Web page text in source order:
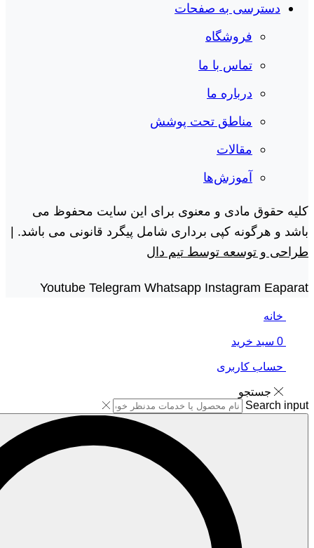
دسترسی به صفحات
فروشگاه
تماس با ما
درباره ما
مناطق تحت پوشش
مقالات
آموزش‌ها
کلیه حقوق مادی و معنوی برای این سایت محفوظ می
باشد و هرگونه کپی برداری شامل پیگرد قانونی می باشد. |
طراحی و توسعه توسط تیم دال
Youtube Telegram Whatsapp Instagram Eaparat
خانه
0 سبد خرید
حساب کاربری
جستجو
Search input